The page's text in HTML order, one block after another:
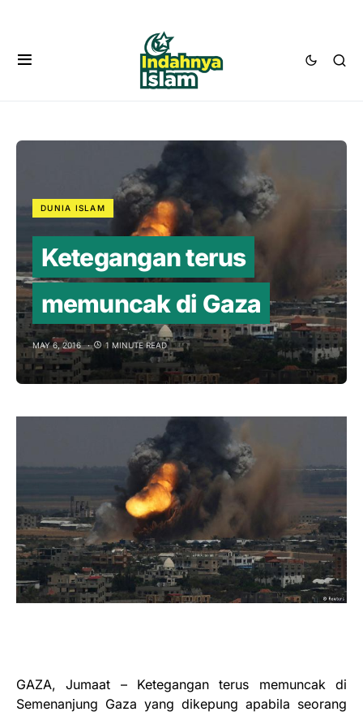
DUNIA ISLAM
Ketegangan terus
memuncak di Gaza
MAY 6, 2016 1 MINUTE READ
GAZA, Jumaat – Ketegangan terus memuncak di
Semenanjung Gaza yang dikepung apabila seorang